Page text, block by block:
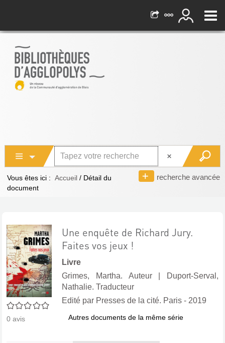
recherche avancée
Vous êtes ici : Accueil / Détail du
document
0/5
0 avis
Une enquête de Richard Jury.
Faites vos jeux !
Livre
Grimes, Martha. Auteur|
Duport-Serval,
Nathalie. Traducteur
Edité par Presses de la cité. Paris - 2019
Autres documents de la même série